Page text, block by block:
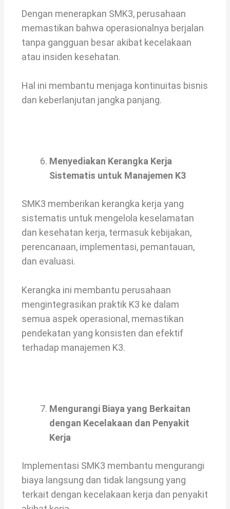
Dengan menerapkan SMK3, perusahaan
memastikan bahwa operasionalnya berjalan
tanpa gangguan besar akibat kecelakaan
atau insiden kesehatan.
Hal ini membantu menjaga kontinuitas bisnis
dan keberlanjutan jangka panjang.
Menyediakan Kerangka Kerja
Sistematis untuk Manajemen K3
SMK3 memberikan kerangka kerja yang
sistematis untuk mengelola keselamatan
dan kesehatan kerja, termasuk kebijakan,
perencanaan, implementasi, pemantauan,
dan evaluasi.
Kerangka ini membantu perusahaan
mengintegrasikan praktik K3 ke dalam
semua aspek operasional, memastikan
pendekatan yang konsisten dan efektif
terhadap manajemen K3.
Mengurangi Biaya yang Berkaitan
dengan Kecelakaan dan Penyakit
Kerja
Implementasi SMK3 membantu mengurangi
biaya langsung dan tidak langsung yang
terkait dengan kecelakaan kerja dan penyakit